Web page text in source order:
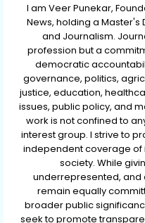
I am Veer Punekar,
News, holding a
and Journalism.
profession but a
democratic
governance, politics,
justice, education,
issues, public policy, and
work is not confined to
interest group. I strive to
independent coverage of
society. While
underrepresented, and
remain equally
broader public
seek to promote